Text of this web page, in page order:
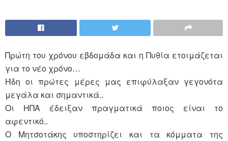
Πρώτη του χρόνου εβδομάδα και η Πυθία ετοιμάζεται
για το νέο χρόνο…
Ήδη οι πρώτες μέρες μας επιφύλαξαν γεγονότα
μεγάλα και σημαντικά..
Οι ΗΠΑ έδειξαν πραγματικά ποιος είναι το
αφεντικό..
Ο Μητσοτάκης υποστηρίζει και τα κόμματα της